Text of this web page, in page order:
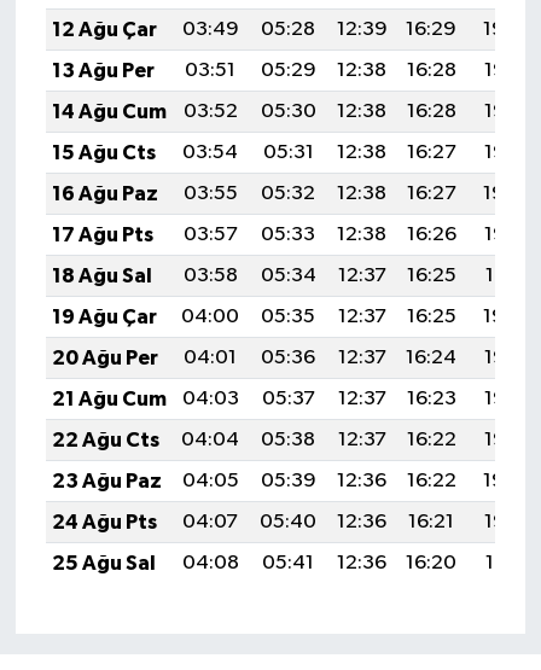
12 Ağu Çar
03:49 05:28 12:39 16:29
19:39
13 Ağu Per
03:51 05:29 12:38 16:28
19:38
14 Ağu Cum
03:52 05:30 12:38 16:28
19:37
15 Ağu Cts
03:54 05:31 12:38 16:27
19:35
16 Ağu Paz
03:55 05:32 12:38 16:27
19:34
17 Ağu Pts
03:57 05:33 12:38 16:26
19:32
18 Ağu Sal
03:58 05:34 12:37 16:25
19:31
19 Ağu Çar
04:00 05:35 12:37 16:25
19:30
20 Ağu Per
04:01 05:36 12:37 16:24
19:28
21 Ağu Cum
04:03 05:37 12:37 16:23
19:27
22 Ağu Cts
04:04 05:38 12:37 16:22
19:25
23 Ağu Paz
04:05 05:39 12:36 16:22
19:24
24 Ağu Pts
04:07 05:40 12:36 16:21
19:22
25 Ağu Sal
04:08 05:41 12:36 16:20 19:21